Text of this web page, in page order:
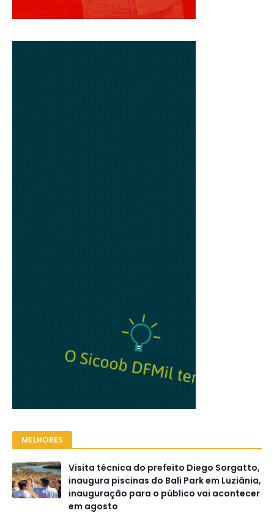
MELHORES
Visita técnica do prefeito Diego Sorgatto,
inaugura piscinas do Bali Park em Luziânia,
inauguração para o público vai acontecer
em agosto